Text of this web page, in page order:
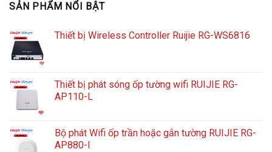
SẢN PHẨM NỔI BẬT
Thiết bị Wireless Controller Ruijie RG-WS6816
Thiết bị phát sóng ốp tường wifi RUIJIE RG-
AP110-L
Bộ phát Wifi ốp trần hoặc gắn tường RUIJIE RG-
AP880-I